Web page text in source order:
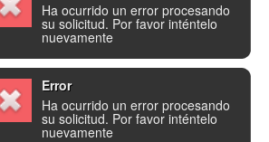
Ha ocurrido un error procesando
su solicitud. Por favor inténtelo
nuevamente
Error
Ha ocurrido un error procesando
su solicitud. Por favor inténtelo
nuevamente